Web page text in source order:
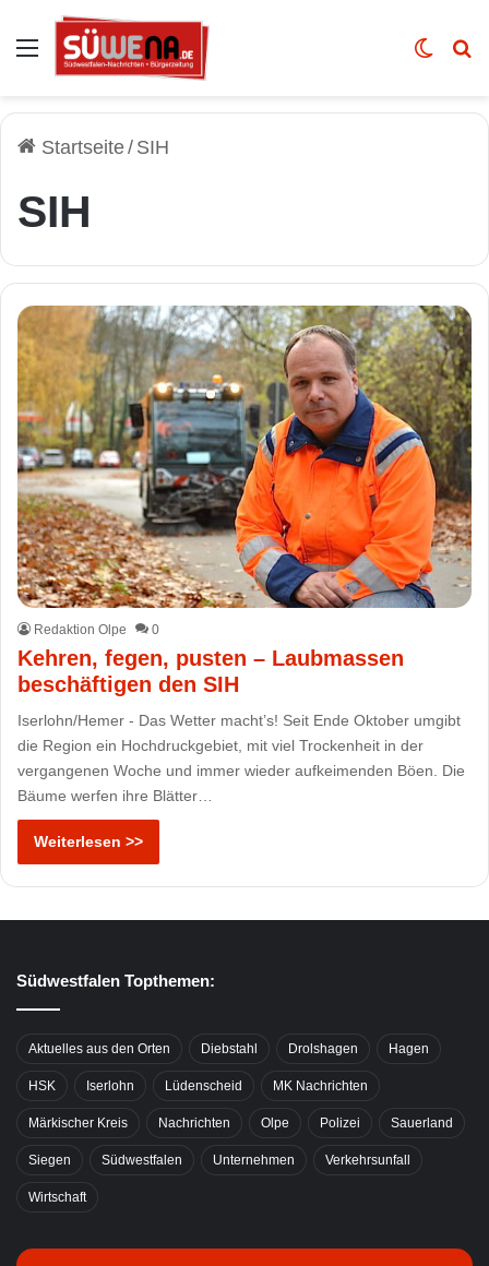
Auswahl Skin
Startseite/ SIH
SIH
Redaktion Olpe 0
Kehren, fegen, pusten – Laubmassen
beschäftigen den SIH
Iserlohn/Hemer - Das Wetter macht’s! Seit Ende Oktober umgibt
die Region ein Hochdruckgebiet, mit viel Trockenheit in der
vergangenen Woche und immer wieder aufkeimenden Böen. Die
Bäume werfen ihre Blätter…
Weiterlesen >>
Südwestfalen Topthemen:
Aktuelles aus den Orten Diebstahl Drolshagen Hagen
HSK Iserlohn Lüdenscheid MK Nachrichten
Märkischer Kreis Nachrichten Olpe Polizei Sauerland
Siegen Südwestfalen Unternehmen Verkehrsunfall
Wirtschaft